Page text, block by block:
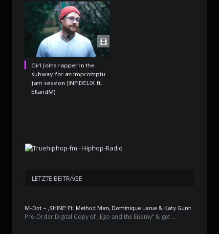
Girl joins rapper in the
subway for an impromptu
jam session (INFIDELIX ft.
EllandM)
LETZTE BEITRÄGE
M-Dot – ‚SHINE‘ Ft. Method Man, Dominique Larue & Katy Gunn
Pre-Order Digital Copy of „Ego and the Enemy“ & get …